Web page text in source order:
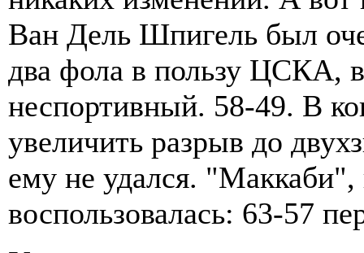
Ван Дель Шпигель был
два фола в пользу ЦСКА,
неспортивный. 58-49. В
увеличить разрыв до
ему не удался.
воспользовалась: 63-57